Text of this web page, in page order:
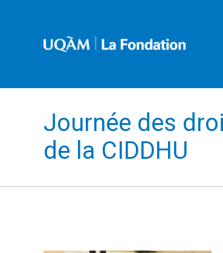
Journée des
de la CIDDHU